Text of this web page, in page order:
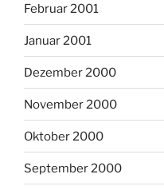
Februar 2001
Januar 2001
Dezember 2000
November 2000
Oktober 2000
September 2000